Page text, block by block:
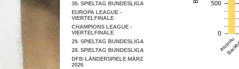
30. SPIELTAG BUNDESLIGA
EUROPA LEAGUE -
VIERTELFINALE
CHAMPIONS LEAGUE -
VIERTELFINALE
29. SPIELTAG BUNDESLIGA
28. SPIELTAG BUNDESLIGA
DFB-LÄNDERSPIELE MÄRZ
2026